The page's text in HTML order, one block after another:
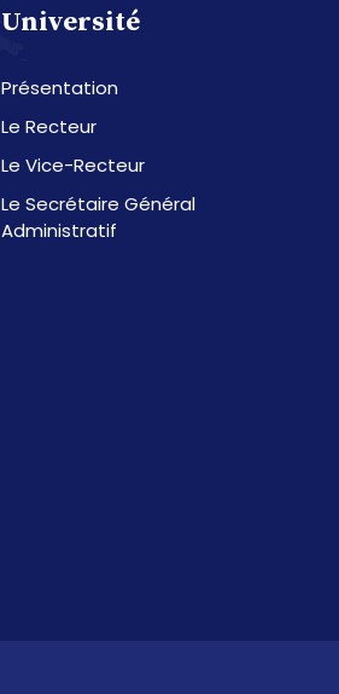
Université
Présentation
Le Recteur
Le Vice-Recteur
Le Secrétaire Général
Administratif